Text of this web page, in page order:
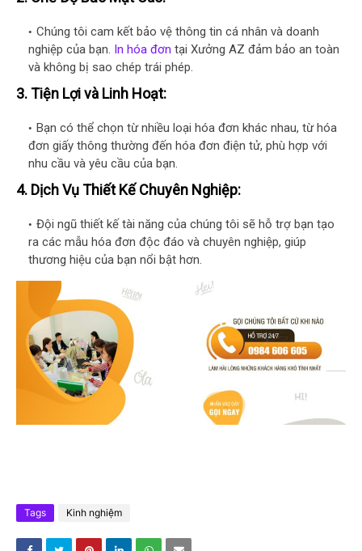
Chúng tôi cam kết bảo vệ thông tin cá nhân và doanh
nghiệp của bạn. In hóa đơn tại Xưởng AZ đảm bảo an toàn
và không bị sao chép trái phép.
3.Tiện Lợi và Linh Hoạt:
Bạn có thể chọn từ nhiều loại hóa đơn khác nhau, từ hóa
đơn giấy thông thường đến hóa đơn điện tử, phù hợp với
nhu cầu và yêu cầu của bạn.
4. Dịch Vụ Thiết Kế Chuyên Nghiệp:
Đội ngũ thiết kế tài năng của chúng tôi sẽ hỗ trợ bạn tạo
ra các mẫu hóa đơn độc đáo và chuyên nghiệp, giúp
thương hiệu của bạn nổi bật hơn.
Tags Kinh nghiệm